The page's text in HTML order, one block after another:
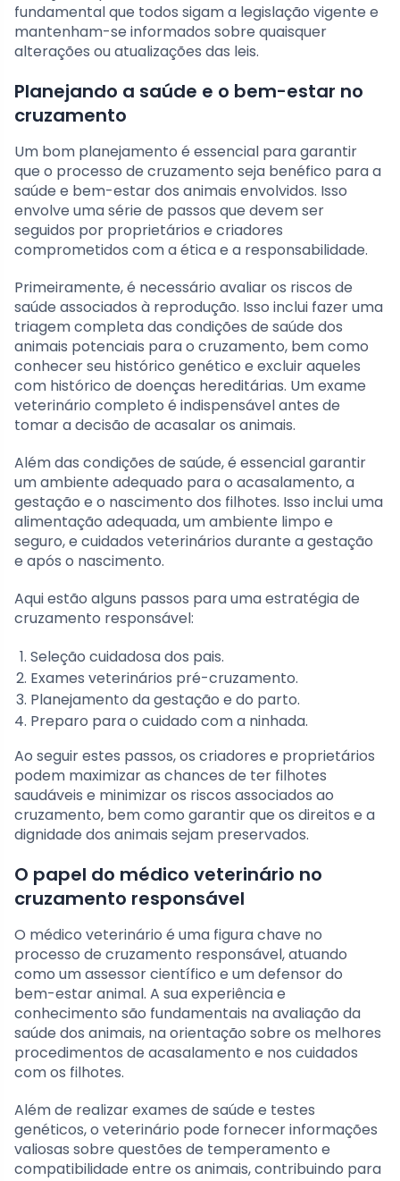
fundamental que todos sigam a legislação vigente e
mantenham-se informados sobre quaisquer
alterações ou atualizações das leis.
Planejando a saúde e o bem-estar no
cruzamento
Um bom planejamento é essencial para garantir
que o processo de cruzamento seja benéfico para a
saúde e bem-estar dos animais envolvidos. Isso
envolve uma série de passos que devem ser
seguidos por proprietários e criadores
comprometidos com a ética e a responsabilidade.
Primeiramente, é necessário avaliar os riscos de
saúde associados à reprodução. Isso inclui fazer uma
triagem completa das condições de saúde dos
animais potenciais para o cruzamento, bem como
conhecer seu histórico genético e excluir aqueles
com histórico de doenças hereditárias. Um exame
veterinário completo é indispensável antes de
tomar a decisão de acasalar os animais.
Além das condições de saúde, é essencial garantir
um ambiente adequado para o acasalamento, a
gestação e o nascimento dos filhotes. Isso inclui uma
alimentação adequada, um ambiente limpo e
seguro, e cuidados veterinários durante a gestação
e após o nascimento.
Aqui estão alguns passos para uma estratégia de
cruzamento responsável:
Seleção cuidadosa dos pais.
Exames veterinários pré-cruzamento.
Planejamento da gestação e do parto.
Preparo para o cuidado com a ninhada.
Ao seguir estes passos, os criadores e proprietários
podem maximizar as chances de ter filhotes
saudáveis e minimizar os riscos associados ao
cruzamento, bem como garantir que os direitos e a
dignidade dos animais sejam preservados.
O papel do médico veterinário no
cruzamento responsável
O médico veterinário é uma figura chave no
processo de cruzamento responsável, atuando
como um assessor científico e um defensor do
bem-estar animal. A sua experiência e
conhecimento são fundamentais na avaliação da
saúde dos animais, na orientação sobre os melhores
procedimentos de acasalamento e nos cuidados
com os filhotes.
Além de realizar exames de saúde e testes
genéticos, o veterinário pode fornecer informações
valiosas sobre questões de temperamento e
compatibilidade entre os animais, contribuindo para